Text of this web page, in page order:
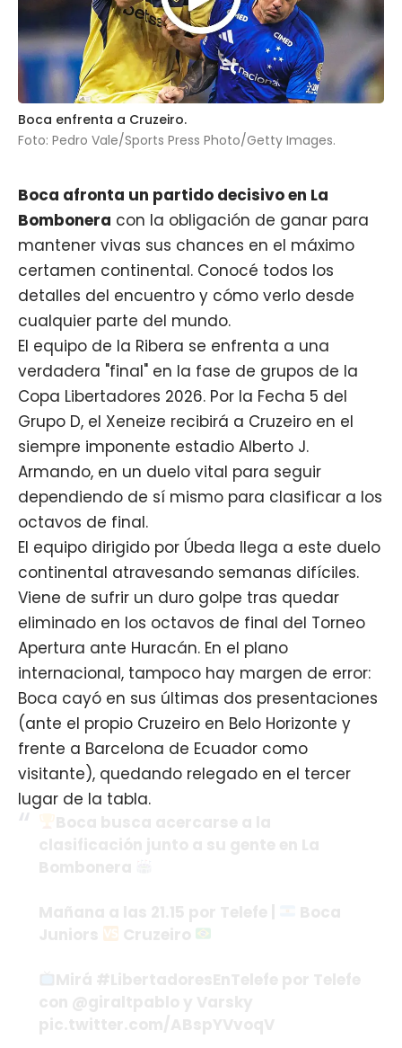
Boca enfrenta a Cruzeiro.
Foto: Pedro Vale/Sports Press Photo/Getty Images.
Boca afronta un partido decisivo en La
Bombonera con la obligación de ganar para
mantener vivas sus chances en el máximo
certamen continental. Conocé todos los
detalles del encuentro y cómo verlo desde
cualquier parte del mundo.
El equipo de la Ribera se enfrenta a una
verdadera "final" en la fase de grupos de la
Copa Libertadores 2026. Por la Fecha 5 del
Grupo D, el Xeneize recibirá a Cruzeiro en el
siempre imponente estadio Alberto J.
Armando, en un duelo vital para seguir
dependiendo de sí mismo para clasificar a los
octavos de final.
El equipo dirigido por Úbeda llega a este duelo
continental atravesando semanas difíciles.
Viene de sufrir un duro golpe tras quedar
eliminado en los octavos de final del Torneo
Apertura ante Huracán. En el plano
internacional, tampoco hay margen de error:
Boca cayó en sus últimas dos presentaciones
(ante el propio Cruzeiro en Belo Horizonte y
frente a Barcelona de Ecuador como
visitante), quedando relegado en el tercer
lugar de la tabla.